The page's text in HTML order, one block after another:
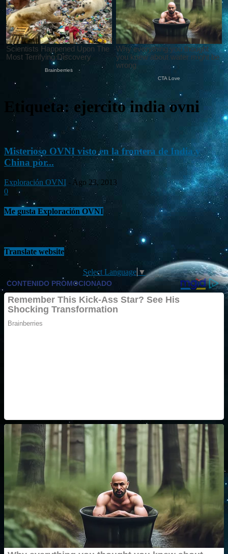
Etiqueta: ejercito india ovni
Misterioso OVNI visto en la frontera de India y
China por...
Exploración OVNI - Ago 23, 2013
0
Me gusta Exploración OVNI
Translate website
Select Language ▼